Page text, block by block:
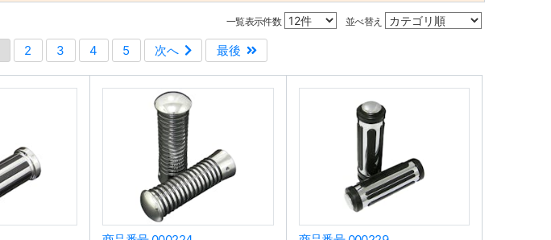
一覧表示件数 並べ替え
2 3 4 5 次へ 最後